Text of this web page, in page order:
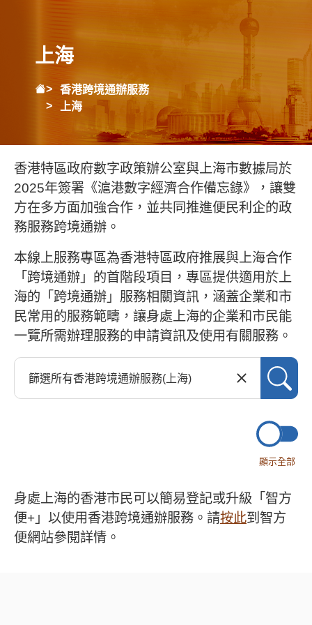
上海
香港跨境通辦服務
上海
香港特區政府數字政策辦公室與上海市數據局於
2025年簽署《滬港數字經濟合作備忘錄》，讓雙
方在多方面加強合作，並共同推進便民利企的政
務服務跨境通辦。
本線上服務專區為香港特區政府推展與上海合作
「跨境通辦」的首階段項目，專區提供適用於上
海的「跨境通辦」服務相關資訊，涵蓋企業和市
民常用的服務範疇，讓身處上海的企業和市民能
一覽所需辦理服務的申請資訊及使用有關服務。
顯示全部
身處上海的香港市民可以簡易登記或升級「智方
便+」以使用香港跨境通辦服務。請按此到智方
便網站參閱詳情。